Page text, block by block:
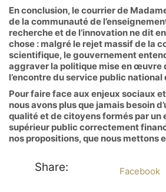
En conclusion, le courrier de
de la communauté de
recherche et de l’innovation ne dit
chose : malgré le rejet massif de la
scientifique, le gouvernement
aggraver la politique mise en œuvre
l’encontre du service public national
Pour faire face aux enjeux sociaux
nous avons plus que jamais besoin
qualité et de citoyens formés par un
supérieur public correctement
nos propositions, que nous mettons
Share: Facebook